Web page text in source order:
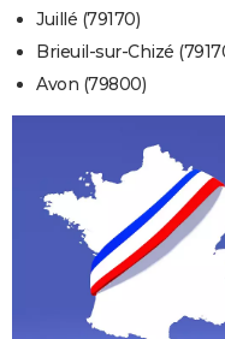
Juillé (79170)
Brieuil-sur-Chizé
Avon (79800)